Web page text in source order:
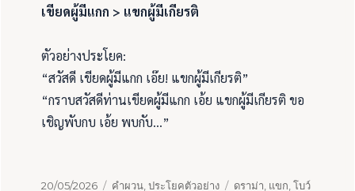
เขียดผู้มีแกก > แขกผู้มีเกียรติ
ตัวอย่างประโยค:
“สวัสดี เขียดผู้มีแกก เอ๊ย! แขกผู้มีเกียรติ”
“กราบสวัสดีท่านเขียดผู้มีแกก เอ้ย แขกผู้มีเกียรติ ขอ
เชิญพับกบ เอ้ย พบกับ…”
เขียน
20/05/2026
หมวด
คำผวน ,ประโยคตัวอย่าง
ป้าย
ดราม่า แขก ,โบว์